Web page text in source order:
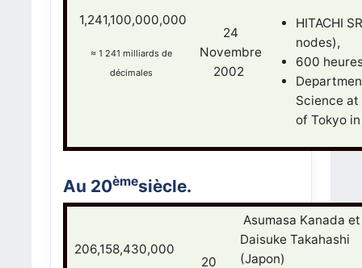
1,241,100,000,000
≈ 1 241 milliards de
décimales
24
Novembre
2002
HITACHI
nodes),
600
Science
of Tokyo
Au 20èmesiècle.
206,158,430,000
20
Asumasa Kanada et
Daisuke Takahashi
(Japon)